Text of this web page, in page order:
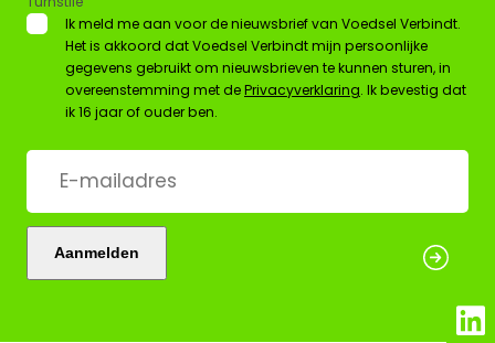
E-
mailadres*
*
Ik meld me aan voor de nieuwsbrief van Voedsel Verbindt.
Het is akkoord dat Voedsel Verbindt mijn persoonlijke
gegevens gebruikt om nieuwsbrieven te kunnen sturen, in
overeenstemming met dePrivacyverklaring. Ik bevestig dat
ik 16 jaar of ouder ben.
Aanmelden